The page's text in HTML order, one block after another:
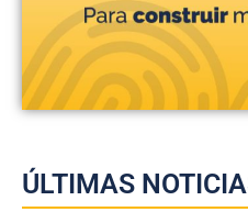
ÚLTIMAS